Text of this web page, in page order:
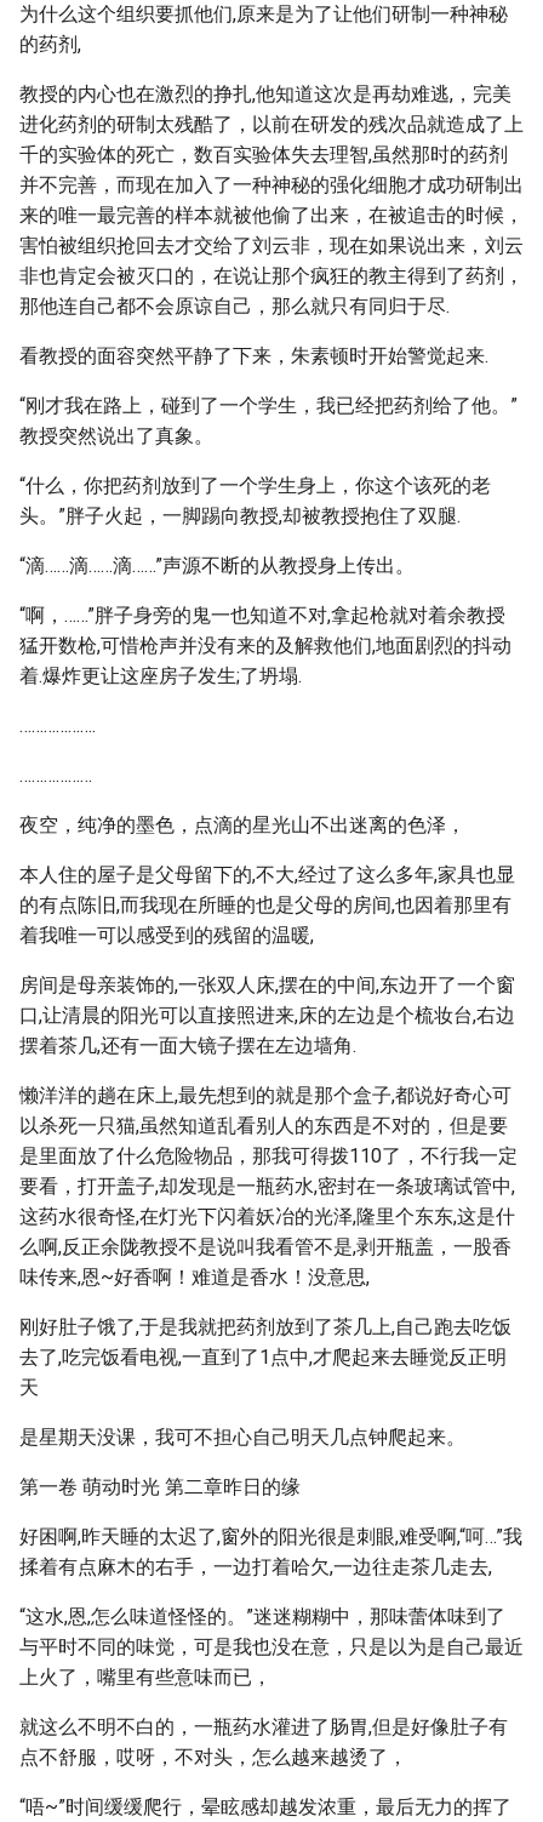
为什么这个组织要抓他们,原来是为了让他们研制一种神秘
的药剂,
教授的内心也在激烈的挣扎,他知道这次是再劫难逃,，完美
进化药剂的研制太残酷了，以前在研发的残次品就造成了上
千的实验体的死亡，数百实验体失去理智,虽然那时的药剂
并不完善，而现在加入了一种神秘的强化细胞才成功研制出
来的唯一最完善的样本就被他偷了出来，在被追击的时候，
害怕被组织抢回去才交给了刘云非，现在如果说出来，刘云
非也肯定会被灭口的，在说让那个疯狂的教主得到了药剂，
那他连自己都不会原谅自己，那么就只有同归于尽.
看教授的面容突然平静了下来，朱素顿时开始警觉起来.
“刚才我在路上，碰到了一个学生，我已经把药剂给了他。”
教授突然说出了真象。
“什么，你把药剂放到了一个学生身上，你这个该死的老
头。”胖子火起，一脚踢向教授,却被教授抱住了双腿.
“滴……滴……滴……”声源不断的从教授身上传出。
“啊，……”胖子身旁的鬼一也知道不对,拿起枪就对着余教授
猛开数枪,可惜枪声并没有来的及解救他们,地面剧烈的抖动
着.爆炸更让这座房子发生;了坍塌.
……………….
………………
夜空，纯净的墨色，点滴的星光山不出迷离的色泽，
本人住的屋子是父母留下的,不大,经过了这么多年,家具也显
的有点陈旧,而我现在所睡的也是父母的房间,也因着那里有
着我唯一可以感受到的残留的温暖,
房间是母亲装饰的,一张双人床,摆在的中间,东边开了一个窗
口,让清晨的阳光可以直接照进来,床的左边是个梳妆台,右边
摆着茶几,还有一面大镜子摆在左边墙角.
懒洋洋的趟在床上,最先想到的就是那个盒子,都说好奇心可
以杀死一只猫,虽然知道乱看别人的东西是不对的，但是要
是里面放了什么危险物品，那我可得拨110了，不行我一定
要看，打开盖子,却发现是一瓶药水,密封在一条玻璃试管中,
这药水很奇怪,在灯光下闪着妖冶的光泽,隆里个东东,这是什
么啊,反正余陇教授不是说叫我看管不是,剥开瓶盖，一股香
味传来,恩~好香啊！难道是香水！没意思,
刚好肚子饿了,于是我就把药剂放到了茶几上,自己跑去吃饭
去了,吃完饭看电视,一直到了1点中,才爬起来去睡觉反正明
天
是星期天没课，我可不担心自己明天几点钟爬起来。
第一卷 萌动时光 第二章昨日的缘
好困啊,昨天睡的太迟了,窗外的阳光很是刺眼,难受啊,“呵…”我
揉着有点麻木的右手，一边打着哈欠,一边往走茶几走去,
“这水,恩,怎么味道怪怪的。”迷迷糊糊中，那味蕾体味到了
与平时不同的味觉，可是我也没在意，只是以为是自己最近
上火了，嘴里有些意味而已，
就这么不明不白的，一瓶药水灌进了肠胃,但是好像肚子有
点不舒服，哎呀，不对头，怎么越来越烫了，
“唔~”时间缓缓爬行，晕眩感却越发浓重，最后无力的挥了